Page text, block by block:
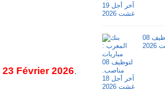
23 Février 2026.
بنك المغرب : مباريات لتوظيف 08